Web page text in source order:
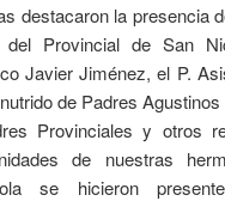
destacaron la presencia
Provincial de San
Javier Jiménez, el P.
de Padres
Provinciales y otros
de nuestras
se hicieron